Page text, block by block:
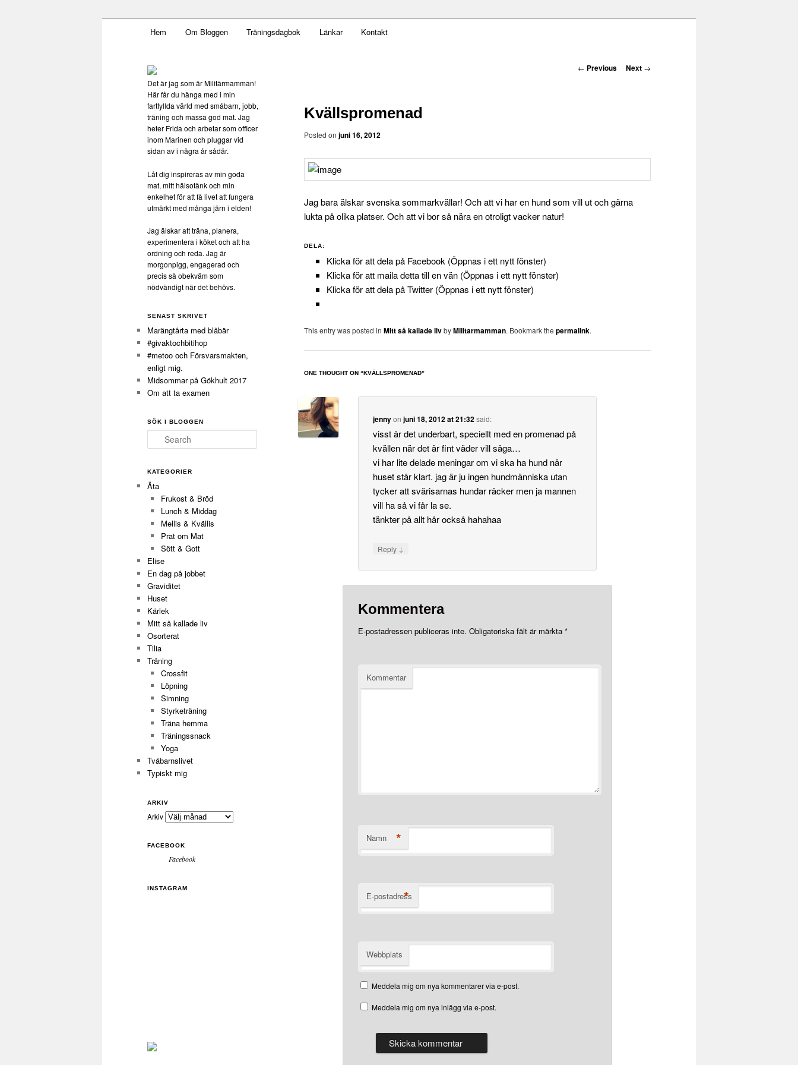
Militärmamman
Skip to primary content
Hem Om Bloggen Träningsdagbok Länkar Kontakt
Post navigation
← Previous Next →
Kvällspromenad
Posted on juni 16, 2012
Jag bara älskar svenska sommarkvällar! Och att vi har en hund som vill ut och gärna
lukta på olika platser. Och att vi bor så nära en otroligt vacker natur!
DELA:
Klicka för att dela på Facebook (Öppnas i ett nytt fönster)
Klicka för att maila detta till en vän (Öppnas i ett nytt fönster)
Klicka för att dela på Twitter (Öppnas i ett nytt fönster)
This entry was posted in Mitt så kallade livbyMilitarmamman. Bookmark the permalink.
ONE THOUGHT ON “KVÄLLSPROMENAD”
jennyonjuni 18, 2012 at 21:32said:
visst är det underbart, speciellt med en promenad på
kvällen när det är fint väder vill säga…
vi har lite delade meningar om vi ska ha hund när
huset står klart. jag är ju ingen hundmänniska utan
tycker att svärisarnas hundar räcker men ja mannen
vill ha så vi får la se.
tänkter på allt hår också hahahaa
Reply ↓
Kommentera
E-postadressen publiceras inte. Obligatoriska fält är märkta *
Kommentar
Namn *
E-postadress
*
Webbplats
Meddela mig om nya kommentarer via e-post.
Meddela mig om nya inlägg via e-post.
Det är jag som är Militärmamman!
Här får du hänga med i min
fartfyllda värld med småbarn, jobb,
träning och massa god mat. Jag
heter Frida och arbetar som officer
inom Marinen och pluggar vid
sidan av i några år sådär.
Låt dig inspireras av min goda
mat, mitt hälsotänk och min
enkelhet för att få livet att fungera
utmärkt med många järn i elden!
Jag älskar att träna, planera,
experimentera i köket och att ha
ordning och reda. Jag är
morgonpigg, engagerad och
precis så obekväm som
nödvändigt när det behövs.
SENAST SKRIVET
Marängtårta med blåbär
#givaktochbitihop
#metoo och Försvarsmakten,
enligt mig.
Midsommar på Gökhult 2017
Om att ta examen
SÖK I BLOGGEN
Search
KATEGORIER
Äta
Frukost & Bröd
Lunch & Middag
Mellis & Kvällis
Prat om Mat
Sött & Gott
Elise
En dag på jobbet
Graviditet
Huset
Kärlek
Mitt så kallade liv
Osorterat
Tilia
Träning
Crossfit
Löpning
Simning
Styrketräning
Träna hemma
Träningssnack
Yoga
Tvåbarnslivet
Typiskt mig
ARKIV
Arkiv
FACEBOOK
Facebook
INSTAGRAM